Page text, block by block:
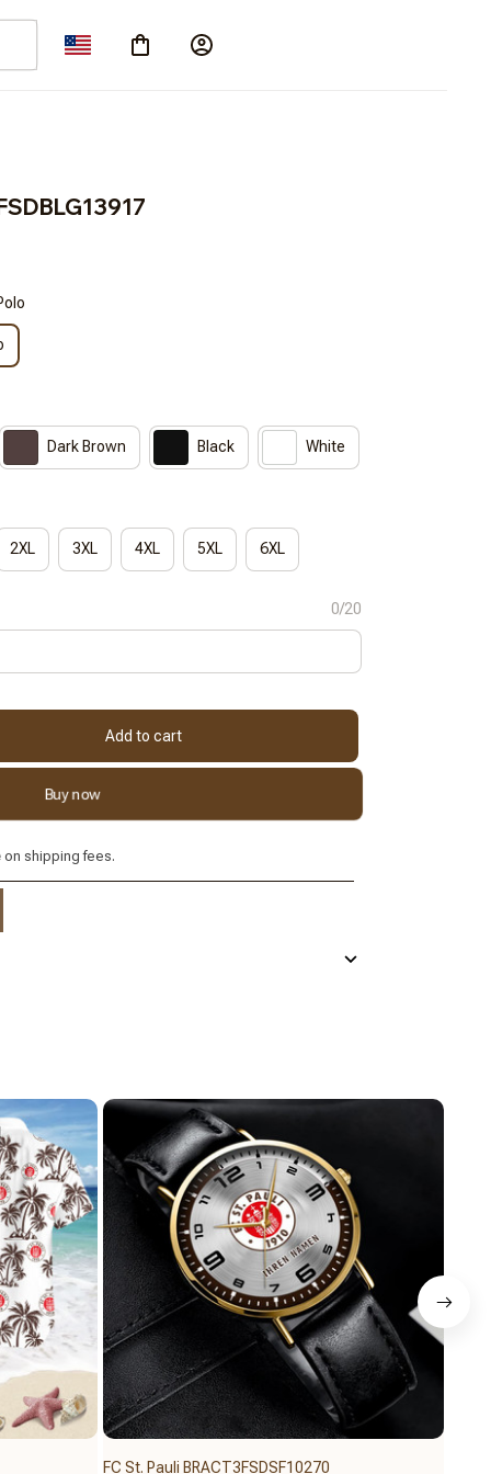
Dark Brown Black White
2XL 3XL 4XL 5XL 6XL
0/20
Add to cart
Buy now
on shipping fees.
FC St. Pauli BRACT3FSDSF10270